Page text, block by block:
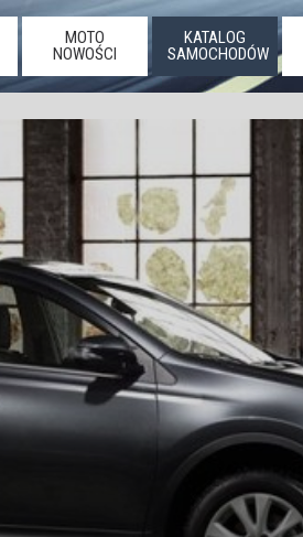
MOTO
NOWOŚCI
KATALOG
SAMOCHODÓW